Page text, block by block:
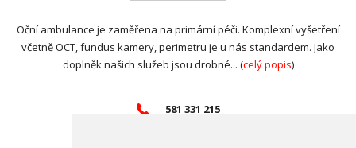
Oční ambulance je zaměřena na primární péči. Komplexní vyšetření
včetně OCT, fundus kamery, perimetru je u nás standardem. Jako
doplněk našich služeb jsou drobné... (celý popis)
581 331 215